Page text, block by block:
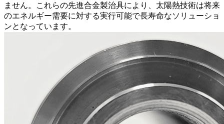
ません。これらの先進合金製治具により、太陽熱技術は将来
のエネルギー需要に対する実行可能で長寿命なソリューショ
ンとなっています。